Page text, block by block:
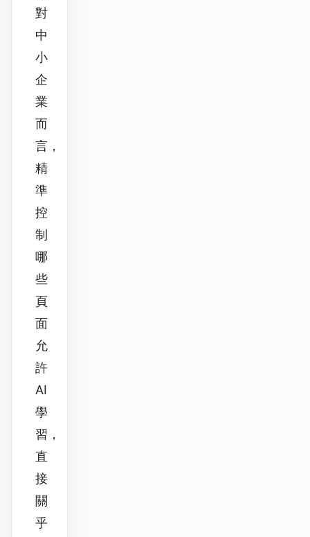
對
中
小
企
業
而
言，
精
準
控
制
哪
些
頁
面
允
許
AI
學
習，
直
接
關
乎